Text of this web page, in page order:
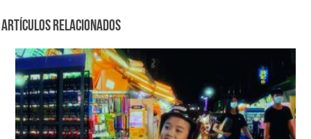
Artículos Relacionados